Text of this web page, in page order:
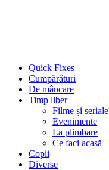
Quick Fixes
Cumpărături
De mâncare
Timp liber
Filme și seriale
Evenimente
La plimbare
Ce faci acasă
Copii
Diverse